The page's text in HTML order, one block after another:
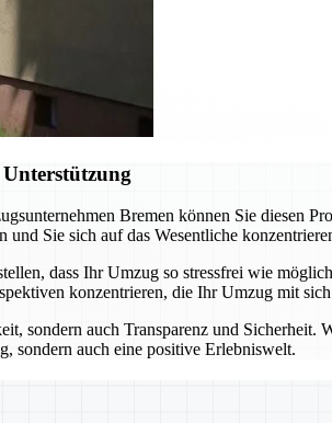
Bremen können Sie diesen
Sie sich auf das Wesentliche
dass Ihr Umzug so stressfrei wie
konzentrieren, die Ihr Umzug mit
sondern auch Transparenz und
sondern auch eine positive Erlebniswelt.